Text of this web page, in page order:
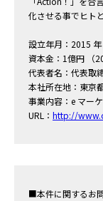
化させる事でヒト
設立年月：2015
資本金：1億円 （
代表者名：代表取
本社所在地：東京
事業内容：e マー
URL： http://
■本件に関するお